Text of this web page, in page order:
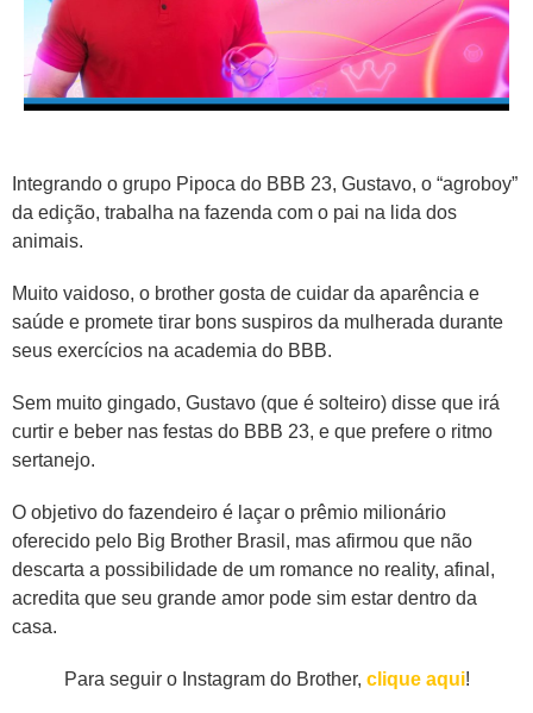
Integrando o grupo Pipoca do BBB 23, Gustavo, o “agroboy”
da edição, trabalha na fazenda com o pai na lida dos
animais.
Muito vaidoso, o brother gosta de cuidar da aparência e
saúde e promete tirar bons suspiros da mulherada durante
seus exercícios na academia do BBB.
Sem muito gingado, Gustavo (que é solteiro) disse que irá
curtir e beber nas festas do BBB 23, e que prefere o ritmo
sertanejo.
O objetivo do fazendeiro é laçar o prêmio milionário
oferecido pelo Big Brother Brasil, mas afirmou que não
descarta a possibilidade de um romance no reality, afinal,
acredita que seu grande amor pode sim estar dentro da
casa.
Para seguir o Instagram do Brother, clique aqui!